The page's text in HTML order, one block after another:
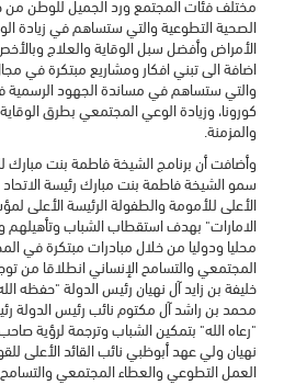
الصحية التطوعية والتي ستساهم في زيادة
الأمراض وأفضل سبل الوقاية والعلاج
اضافة الى تبني افكار ومشاريع مبتكرة في
والتي ستساهم في مساندة الجهود
كورونا، وزيادة الوعي المجتمعي بطرق
والمزمنة.
وأضافت أن برنامج الشيخة فاطمة بنت
سمو الشيخة فاطمة بنت مبارك رئيسة
الأعلى للأمومة والطفولة الرئيسة الأعلى
الامارات" بهدف استقطاب الشباب
محليا ودوليا من خلال مبادرات مبتكرة في
المجتمعي والتسامح الإنساني انطلاقا من
خليفة بن زايد آل نهيان رئيس الدولة "حفظه
محمد بن راشد آل مكتوم نائب رئيس الدولة
"رعاه الله" بتمكين الشباب وترجمة لرؤية
نهيان ولي عهد أبوظبي نائب القائد الأعلى
العمل التطوعي والعطاء المجتمعي والتسامح